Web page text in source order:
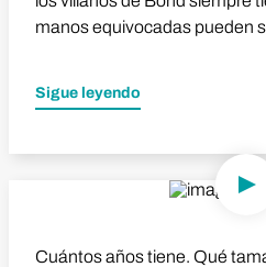
manos equivocadas pueden
Sigue leyendo
Cuántos años tiene. Qué